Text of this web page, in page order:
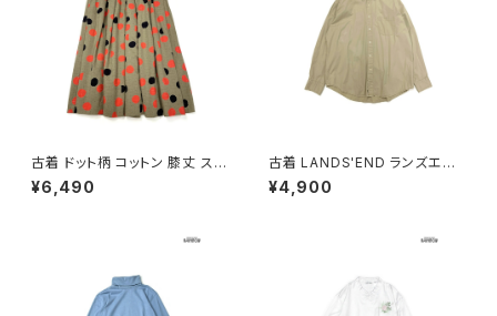
古着 ドット柄 コットン 膝丈 スカ
ート 茶 (ba2607006)
¥6,490
古着 LANDS'END ランズエン
ド 前開き 無地 コットン100％
長袖 シャツ ベージュ (ttu2509
¥4,900